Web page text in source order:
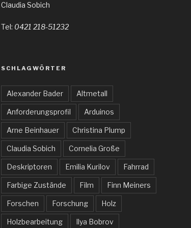
Claudia Sobich
Tel: 0421 218-51232
SCHLAGWÖRTER
Alexander Bader Altmetall
Anforderungsprofil Arduinos
Arne Beinhauer Christina Plump
Claudia Sobich Cornelia Große
Deskriptoren Emilia Kurilov Fahrrad
Farbige Zustände Film Finn Meiners
Forschen Forschung Holz
Holzbearbeitung Ilya Bobrov